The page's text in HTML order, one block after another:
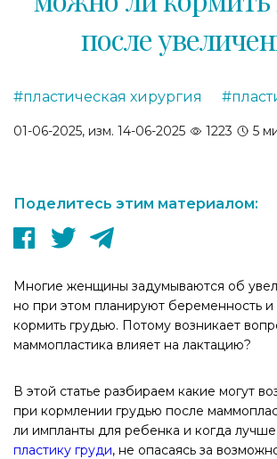
после
#пластическая хирургия
01-06-2025, изм. 14-06-2025 1223 5
Поделитесь этим материалом:
Многие женщины задумываются об
но при этом планируют беременность
кормить грудью. Потому возникает
маммопластика влияет на лактацию?
В этой статье разбираем какие могут
при кормлении грудью после
ли импланты для ребенка и когда лучше
пластику груди, не опасаясь за